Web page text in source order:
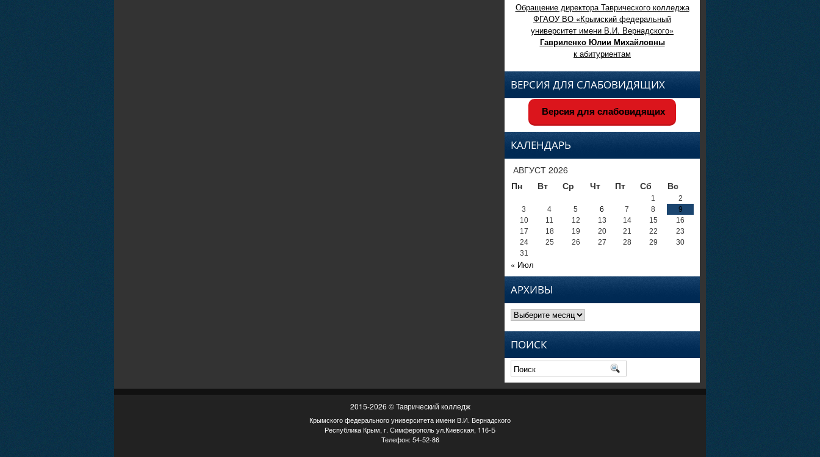
Обращение директора Таврического колледжа
ФГАОУ ВО «Крымский федеральный
университет имени В.И. Вернадского»
Гавриленко Юлии Михайловны
к абитуриентам
ВЕРСИЯ ДЛЯ СЛАБОВИДЯЩИХ
Версия для слабовидящих
КАЛЕНДАРЬ
АВГУСТ 2026
Пн
Вт Ср Чт Пт Сб Вс
1
2
3
4 5 6 7 8
9
10
11 12 13 14 15
16
17
18 19 20 21 22
23
24
25 26 27 28 29
30
31
« Июл
АРХИВЫ
Архивы
ПОИСК
2015-2026 © Таврический колледж
Крымского федерального университета имени В.И. Вернадского
Республика Крым, г. Симферополь ул.Киевская, 116-Б
Телефон: 54-52-86